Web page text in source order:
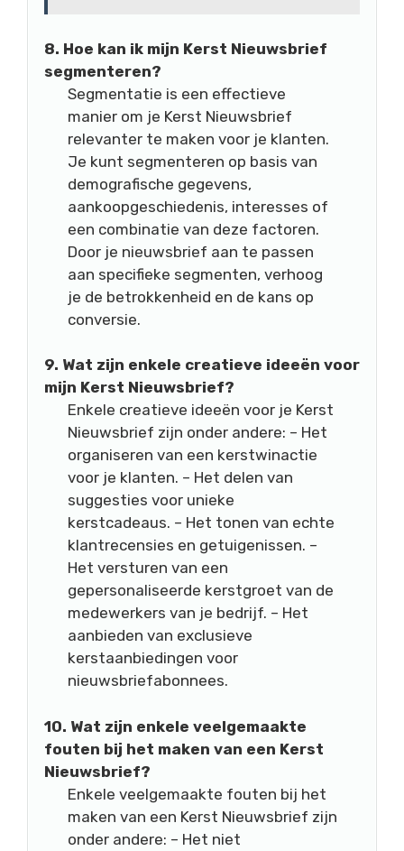
8. Hoe kan ik mijn Kerst Nieuwsbrief
segmenteren?
Segmentatie is een effectieve
manier om je Kerst Nieuwsbrief
relevanter te maken voor je klanten.
Je kunt segmenteren op basis van
demografische gegevens,
aankoopgeschiedenis, interesses of
een combinatie van deze factoren.
Door je nieuwsbrief aan te passen
aan specifieke segmenten, verhoog
je de betrokkenheid en de kans op
conversie.
9. Wat zijn enkele creatieve ideeën voor
mijn Kerst Nieuwsbrief?
Enkele creatieve ideeën voor je Kerst
Nieuwsbrief zijn onder andere: – Het
organiseren van een kerstwinactie
voor je klanten. – Het delen van
suggesties voor unieke
kerstcadeaus. – Het tonen van echte
klantrecensies en getuigenissen. –
Het versturen van een
gepersonaliseerde kerstgroet van de
medewerkers van je bedrijf. – Het
aanbieden van exclusieve
kerstaanbiedingen voor
nieuwsbriefabonnees.
10. Wat zijn enkele veelgemaakte
fouten bij het maken van een Kerst
Nieuwsbrief?
Enkele veelgemaakte fouten bij het
maken van een Kerst Nieuwsbrief zijn
onder andere: – Het niet